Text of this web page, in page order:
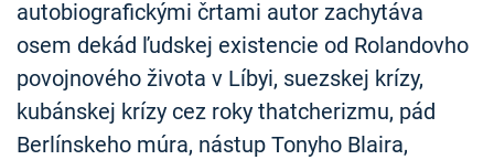
autobiografickými črtami autor zachytáva
osem dekád ľudskej existencie od Rolandovho
povojnového života v Líbyi, suezskej krízy,
kubánskej krízy cez roky thatcherizmu, pád
Berlínskeho múra, nástup Tonyho Blaira,